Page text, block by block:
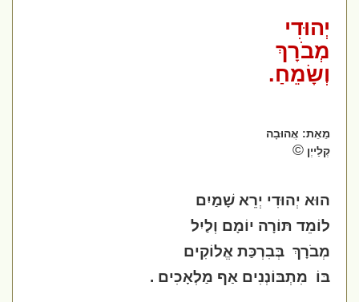
יְהוּדִי
מְבֹרָךְ
וְשָׂמֵחַ.
מֵאֵת: אֲהוּבָה
קְלַייְן©
הוּא יְהוּדִי יְרֵא שָׁמַיִם
לוֹמֵד תּוֹרָה יוֹמָם וְלַיִל
מְבֹרָךְ בְּבִרְכַּת אֱלוֹקִים
בּוֹ מִתְבּוֹנְנִים אַף מַלְאָכִים .